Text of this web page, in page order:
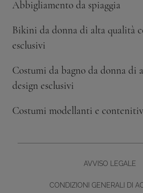
Abbigliamento da spiaggia
Bikini da donna di alta qualità
esclusivi
Costumi da bagno da donna di
design esclusivi
Costumi modellanti e
AVVISO LEGALE
CONDIZIONI GENERALI DI